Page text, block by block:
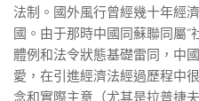
法制。國外風行曾經幾十年經
國。由于那時中國同蘇聯同屬“
體例和法令狀態基礎雷同，中
愛，在引進經濟法經過歷程中
念和實際主意（尤其是拉普捷